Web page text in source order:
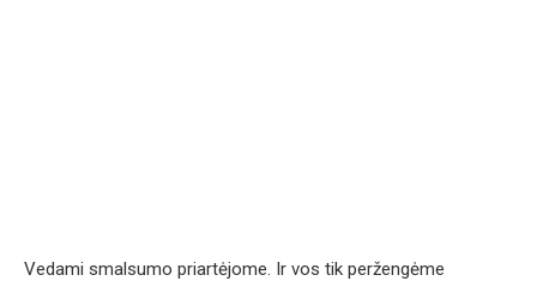
Vedami smalsumo priartėjome. Ir vos tik peržengėme